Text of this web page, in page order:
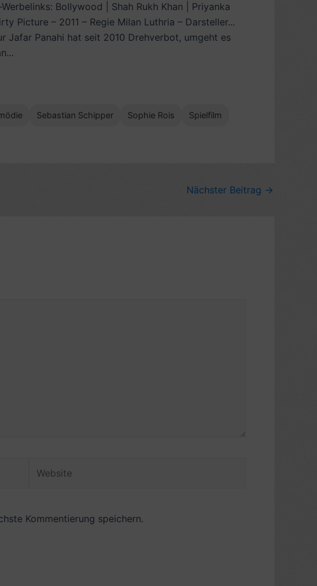
Bollywood | Shah Rukh Khan | Priyanka
Picture – 2011 – Regie Milan Luthria – Darsteller...
Jafar Panahi hat seit 2010 Drehverbot, umgeht es
Sebastian Schipper Sophie Rois Spielfilm
Nächster Beitrag →
Kommentierung speichern.